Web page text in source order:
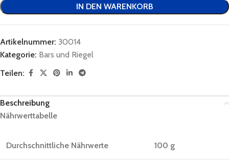
IN DEN WARENKORB
Artikelnummer: 30014
Kategorie: Bars und Riegel
Teilen:
Beschreibung
Nährwerttabelle
Durchschnittliche Nährwerte 100 g